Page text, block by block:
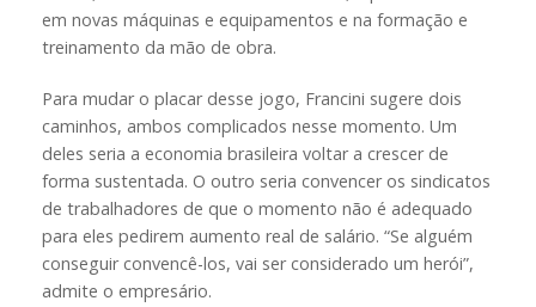
em novas máquinas e equipamentos e na formação e
treinamento da mão de obra.
Para mudar o placar desse jogo, Francini sugere dois
caminhos, ambos complicados nesse momento. Um
deles seria a economia brasileira voltar a crescer de
forma sustentada. O outro seria convencer os sindicatos
de trabalhadores de que o momento não é adequado
para eles pedirem aumento real de salário. “Se alguém
conseguir convencê-los, vai ser considerado um herói”,
admite o empresário.